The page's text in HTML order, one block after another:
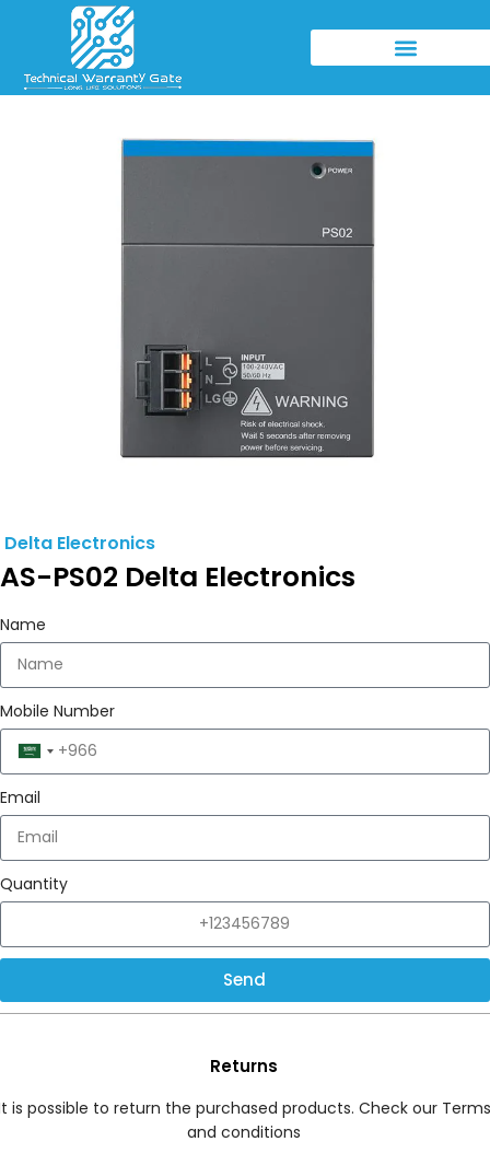
Delta Electronics
AS-PS02 Delta Electronics
Name
Mobile Number
Saudi
Arabia
+966
Email
Quantity
Send
Returns
is possible to return the purchased products. Check our Terms
and conditions